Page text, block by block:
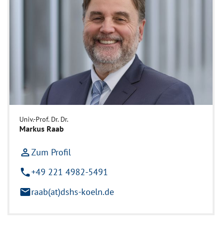
Univ.-Prof. Dr. Dr.
Markus Raab
person_outlineZum Profil
phone+49 221 4982-5491
mailraab(at)dshs-koeln.de